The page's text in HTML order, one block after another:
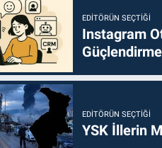
EDITÖRÜN SEÇTIĞI
Instagram
Güçlendirme
EDITÖRÜN SEÇTIĞI
YSK İllerin